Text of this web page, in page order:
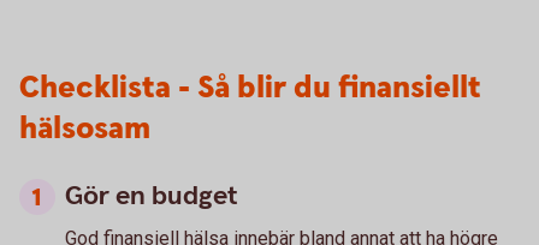
Checklista - Så blir du finansiellt
hälsosam
Gör en budget
God finansiell hälsa innebär bland annat att ha högre